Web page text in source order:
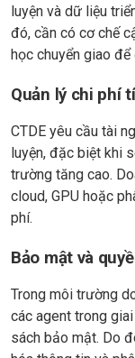
luyện và dữ liệu
đó, cần có cơ chế
học chuyển giao để
Quản lý chi phí
CTDE yêu cầu tài
luyện, đặc biệt khi
trường tăng cao.
cloud, GPU hoặc
phí.
Bảo mật và
Trong môi trường
các agent trong
sách bảo mật. Do